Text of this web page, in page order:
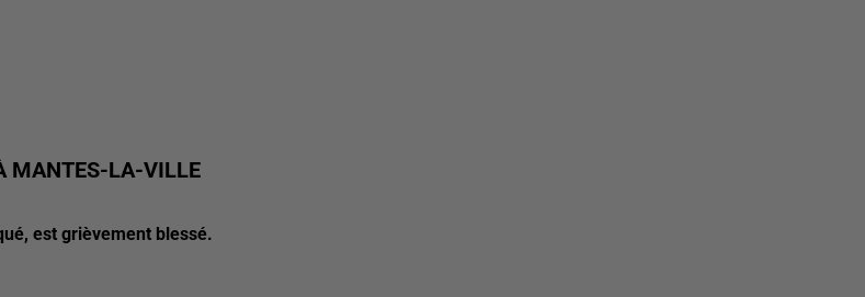
MANTES-LA-VILLE
est grièvement blessé.